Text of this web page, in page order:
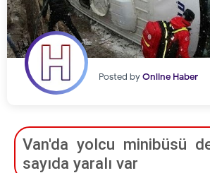
Posted byOnline Haber
Van'da yolcu minibüsü
sayıda yaralı var